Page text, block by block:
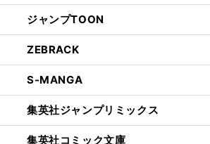
ジャンプTOON
ZEBRACK
S-MANGA
集英社ジャンプリミックス
集英社コミック文庫